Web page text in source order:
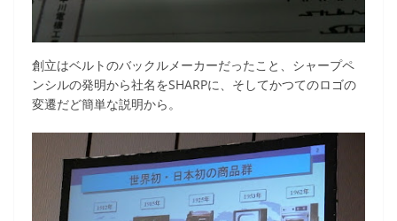
創立はベルトのバックルメーカーだったこと、シャープペ
ンシルの発明から社名をSHARPに、そしてかつてのロゴの
変遷だど簡単な説明から。